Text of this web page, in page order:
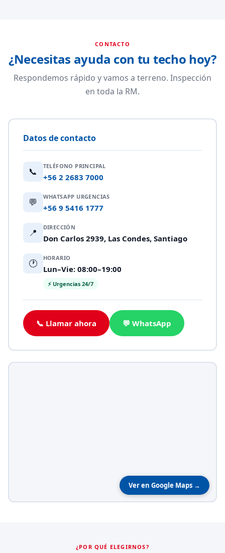
CONTACTO
¿Necesitas ayuda con tu techo hoy?
Respondemos rápido y vamos a terreno. Inspección
en toda la RM.
Datos de contacto
📞 TELÉFONO PRINCIPAL
+56 2 2683 7000
💬 WHATSAPP URGENCIAS
+56 9 5416 1777
📍 DIRECCIÓN
Don Carlos 2939, Las Condes, Santiago
🕐 HORARIO
Lun–Vie: 08:00–19:00
⚡ Urgencias 24/7
📞 Llamar ahora 💬 WhatsApp
Ver en Google Maps →
¿POR QUÉ ELEGIRNOS?